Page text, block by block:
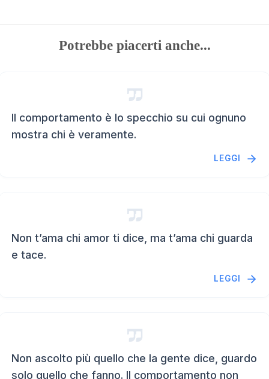
Potrebbe piacerti anche...
Il comportamento è lo specchio su cui ognuno
mostra chi è veramente.
LEGGI
Non t’ama chi amor ti dice, ma t’ama chi guarda
e tace.
LEGGI
Non ascolto più quello che la gente dice, guardo
solo quello che fanno. Il comportamento non